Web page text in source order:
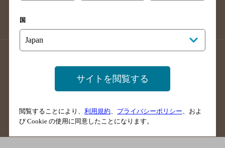
掲載店舗様ログイン
サイトマップ ご意見・ご感想
国
サイトを閲覧する
閲覧することにより、 利用規約 プライバシーポリシー 、およ
び Cookie の使用に同意したことになります。